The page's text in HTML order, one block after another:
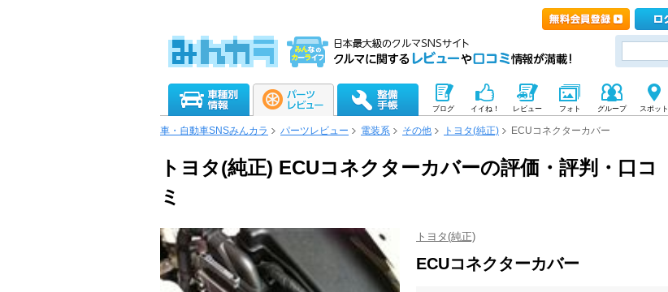
ブログ イイね！ レビュー フォト グループ スポット
車・自動車SNSみんカラ パーツレビュー 電装系 その他 トヨタ(純正) ECUコネクターカバー
トヨタ(純正) ECUコネクターカバーの評価・評判・口コ
ミ
トヨタ(純正)
ECUコネクターカバー